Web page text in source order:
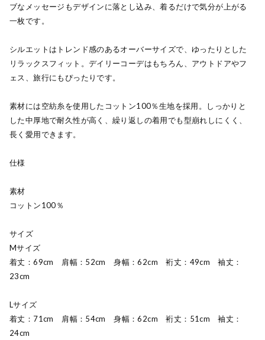
ブなメッセージもデザインに落とし込み、着るだけで気分が上がる
一枚です。
シルエットはトレンド感のあるオーバーサイズで、ゆったりとした
リラックスフィット。デイリーコーデはもちろん、アウトドアやフ
ェス、旅行にもぴったりです。
素材には空紡糸を使用したコットン100％生地を採用。しっかりと
した中厚地で耐久性が高く、繰り返しの着用でも型崩れしにくく、
長く愛用できます。
仕様
素材
コットン100％
サイズ
Mサイズ
着丈：69cm 肩幅：52cm 身幅：62cm 裄丈：49cm 袖丈：
23cm
Lサイズ
着丈：71cm 肩幅：54cm 身幅：62cm 裄丈：51cm 袖丈：
24cm